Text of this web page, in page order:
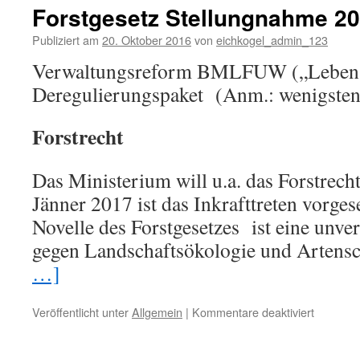
Forstgesetz Stellungnahme
Publiziert am 20. Oktober 2016von eichkogel_admin_123
Verwaltungsreform BMLFUW
Deregulierungspaket (Anm.:
Forstrecht
Das Ministerium will u.a. das
Jänner 2017 ist das Inkrafttreten
Novelle des Forstgesetzes ist eine
gegen Landschaftsökologie und
…]
Veröffentlicht unterAllgemein | Kommentare deaktiviert